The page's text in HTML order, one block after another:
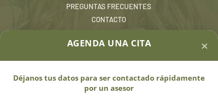
PREGUNTAS FRECUENTES
CONTACTO
contacto@plaris.com.co
AGENDA UNA CITA ×
Déjanos tus datos para ser contactado rápidamente
por un asesor